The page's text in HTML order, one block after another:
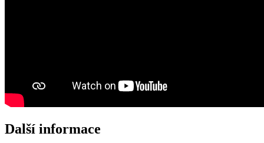
Další informace